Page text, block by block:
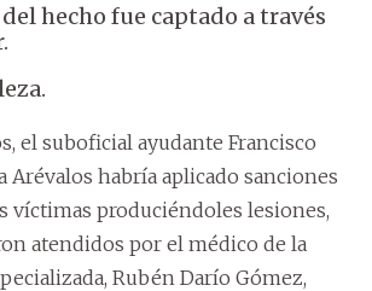
hecho fue captado a través
el suboficial ayudante Francisco
Arévalos habría aplicado sanciones
víctimas produciéndoles lesiones,
atendidos por el médico de la
Rubén Darío Gómez,